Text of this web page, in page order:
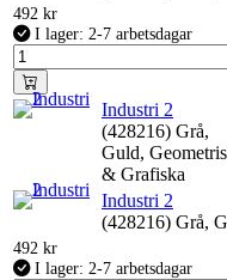
492 kr
I lager: 2-7 arbetsdagar
Industri 2
(428216) Grå,
Guld,
& Grafiska
Industri 2
(428216) Grå,
492 kr
I lager: 2-7 arbetsdagar